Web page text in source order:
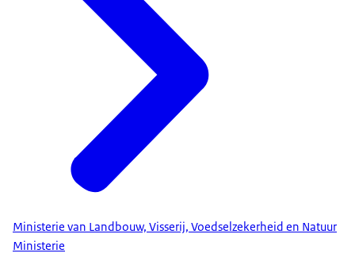
Ministerie van Landbouw, Visserij, Voedselzekerheid en Natuur
Ministerie